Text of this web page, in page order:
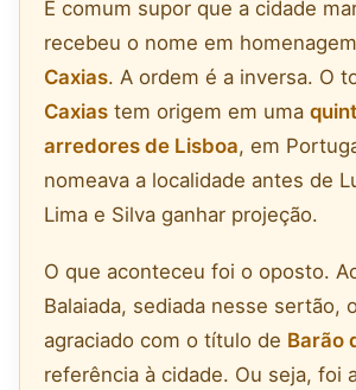
É comum supor que a cidade
recebeu o nome em
Caxias. A ordem é a inversa. O
Caxias tem origem em uma
arredores de Lisboa, em
nomeava a localidade antes de
Lima e Silva ganhar projeção.
O que aconteceu foi o oposto.
Balaiada, sediada nesse sertão,
agraciado com o título de Barão
referência à cidade. Ou seja, foi